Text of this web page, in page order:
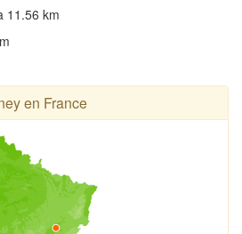
11.56 km
en France